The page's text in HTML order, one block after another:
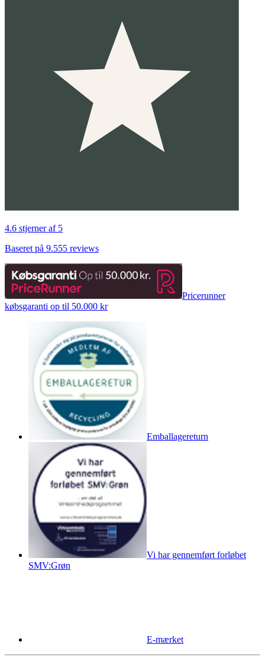
4.6 stjerner af 5
Baseret på 9.555 reviews
Pricerunner
købsgaranti op til 50.000 kr
Emballagereturn
Vi har gennemført forløbet
SMV:Grøn
E-mærket